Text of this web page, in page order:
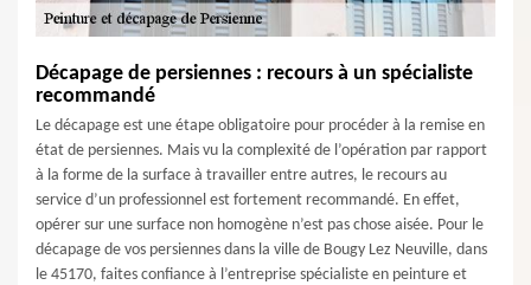
Décapage de persiennes : recours à un spécialiste
recommandé
Le décapage est une étape obligatoire pour procéder à la remise en
état de persiennes. Mais vu la complexité de l’opération par rapport
à la forme de la surface à travailler entre autres, le recours au
service d’un professionnel est fortement recommandé. En effet,
opérer sur une surface non homogène n’est pas chose aisée. Pour le
décapage de vos persiennes dans la ville de Bougy Lez Neuville, dans
le 45170, faites confiance à l’entreprise spécialiste en peinture et